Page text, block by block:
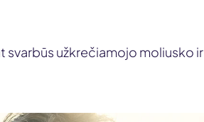
svarbūs užkrečiamojo moliusko ir